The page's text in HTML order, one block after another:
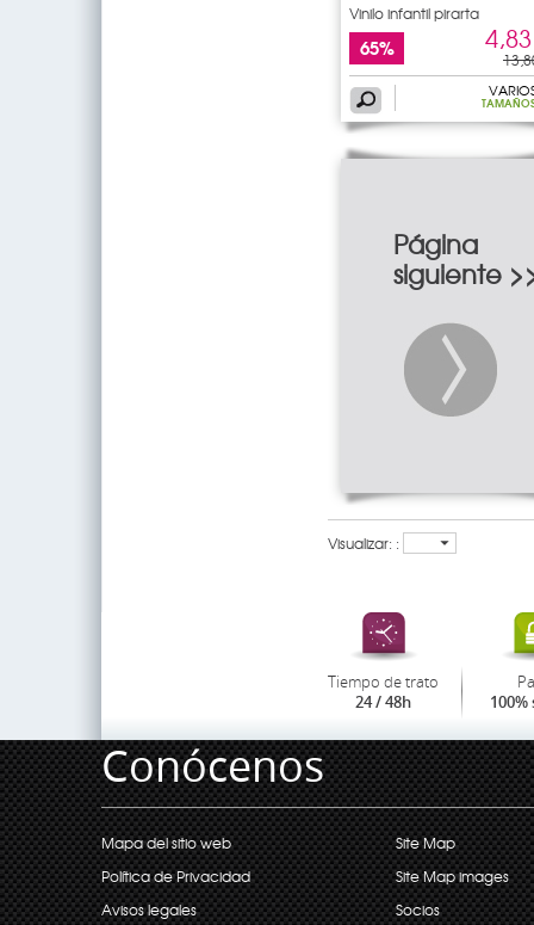
Vinilo infantil pirarta
65%
Página
siguiente
Visualizar: :
Tiempo de trato
24 / 48h 100%
Conócenos
Mapa del sitio web
Política de Privacidad
Avisos legales
Site Map
Site Map images
Socios